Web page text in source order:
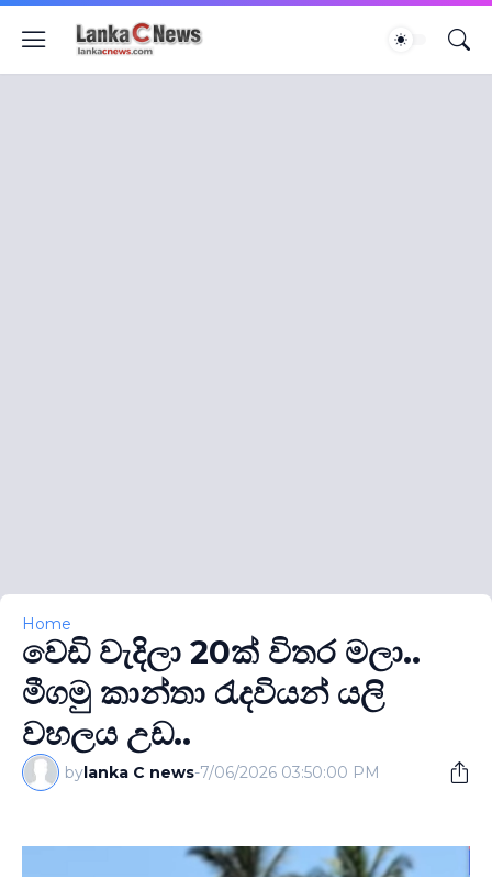
Home
වෙඩි වැදිලා 20ක් විතර මලා..
මීගමු කාන්තා රැදවියන් යලි
වහලය උඩ..
bylanka C news-7/06/2026 03:50:00 PM